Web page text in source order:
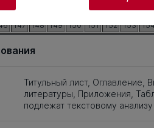
127 131 132 133
147 148 149 150 151 152 153
Титульный лист, Оглавление,
литературы, Приложения,
подлежат текстовому анализу